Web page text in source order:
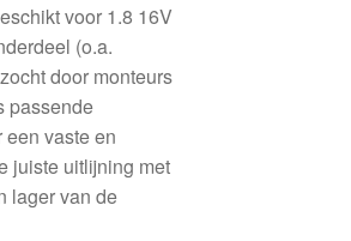
voor 1.8 16V
(o.a.
door monteurs
passende
vaste en
juiste uitlijning met
lager van de